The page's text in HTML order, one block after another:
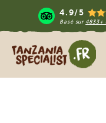
4.9/5
Basé sur 4833+
Tanzania Specialist